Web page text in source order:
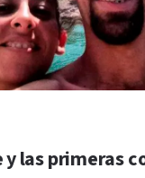
las primeras